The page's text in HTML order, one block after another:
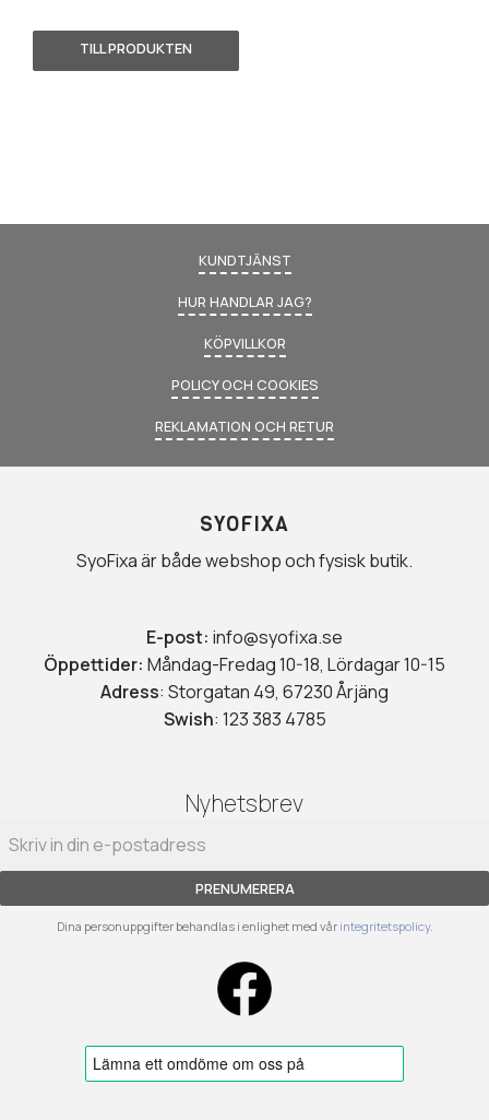
KUNDTJÄNST
HUR HANDLAR JAG?
KÖPVILLKOR
POLICY OCH COOKIES
REKLAMATION OCH RETUR
SYOFIXA
SyoFixa är både webshop och fysisk butik.
E-post: info@syofixa.se
Öppettider: Måndag-Fredag 10-18, Lördagar 10-15
Adress: Storgatan 49, 67230 Årjäng
Swish: 123 383 4785
Nyhetsbrev
PRENUMERERA
Dina personuppgifter behandlas i enlighet med vår integritetspolicy.